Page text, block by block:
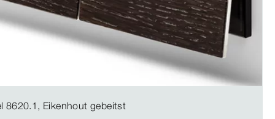
8620.1, Eikenhout gebeitst